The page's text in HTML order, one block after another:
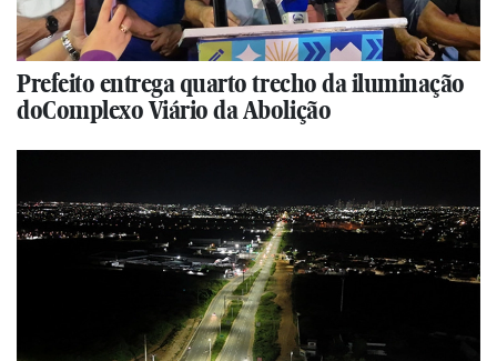
Prefeito entrega quarto trecho da iluminação
doComplexo Viário da Abolição